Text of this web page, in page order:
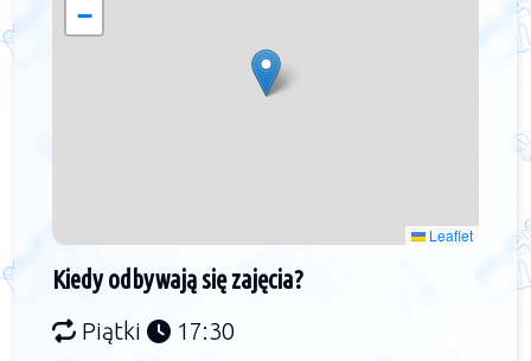
−
Leaflet
Kiedy odbywają się zajęcia?
Piątki 17:30